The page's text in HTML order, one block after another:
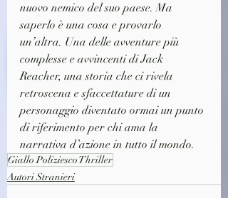
nuovo nemico del suo paese. Ma
saperlo è una cosa e provarlo
un’altra. Una delle avventure più
complesse e avvincenti di Jack
Reacher, una storia che ci rivela
retroscena e sfaccettature di un
personaggio diventato ormai un punto
di riferimento per chi ama la
narrativa d’azione in tutto il mondo.
Giallo Poliziesco Thriller
Autori Stranieri